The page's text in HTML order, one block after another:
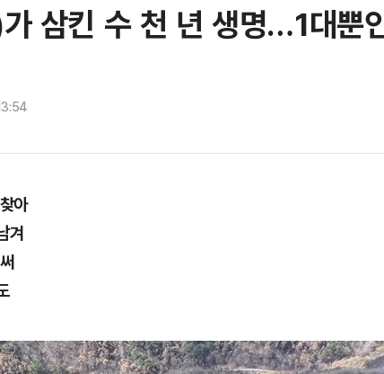
삼킨 수 천 년 생명…1대뿐
아
겨
2
“다